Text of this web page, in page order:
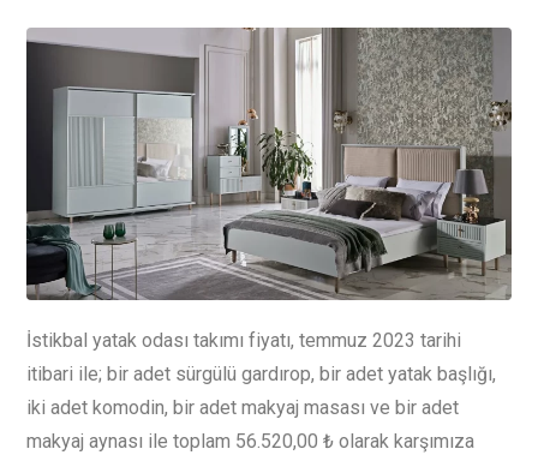
İstikbal yatak odası takımı fiyatı, temmuz 2023 tarihi
itibari ile; bir adet sürgülü gardırop, bir adet yatak başlığı,
iki adet komodin, bir adet makyaj masası ve bir adet
makyaj aynası ile toplam 56.520,00 ₺ olarak karşımıza